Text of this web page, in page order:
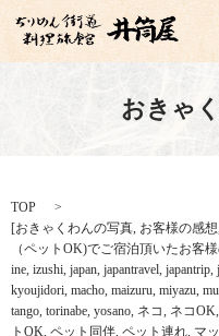
おきゃ
TOP
[おきゃくわんの写真, お客様の感想,
（ペットOK)でご宿泊頂いたお客
ine, izushi, japan, japantravel, japantrip,
kyoujidori, macho, maizuru, miyazu,
tango, torinabe, yosano, ネコ, ネコOK,
トOK, ペット同伴, ペット連れ, マ